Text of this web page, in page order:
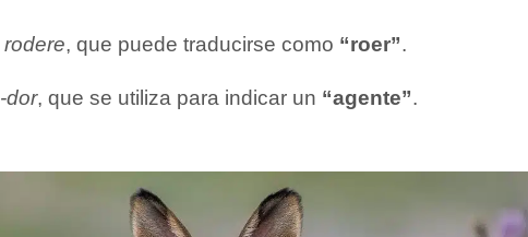
rodere, que puede traducirse como “roer”.
-dor, que se utiliza para indicar un “agente”.